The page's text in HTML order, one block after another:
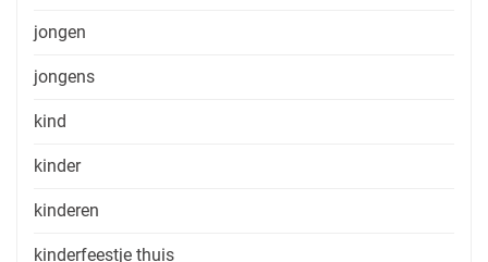
jongen
jongens
kind
kinder
kinderen
kinderfeestje thuis